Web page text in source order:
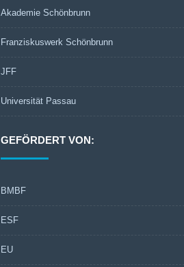
Akademie Schönbrunn
Franziskuswerk Schönbrunn
JFF
Universität Passau
GEFÖRDERT VON:
BMBF
ESF
EU